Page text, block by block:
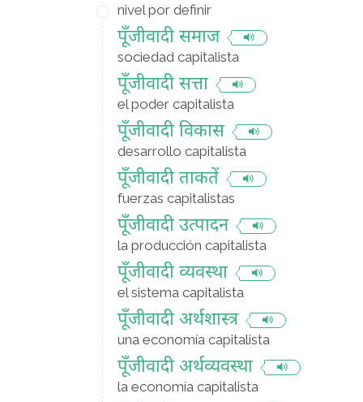
nivel por definir
पूँजीवादी समाज
sociedad capitalista
पूँजीवादी सत्ता
el poder capitalista
पूँजीवादी विकास
desarrollo capitalista
पूँजीवादी ताकतें
fuerzas capitalistas
पूँजीवादी उत्‍पादन
la producción capitalista
पूँजीवादी व्यवस्था
el sistema capitalista
पूँजीवादी अर्थशास्त्र
una economía capitalista
पूँजीवादी अर्थव्यवस्था
la economía capitalista